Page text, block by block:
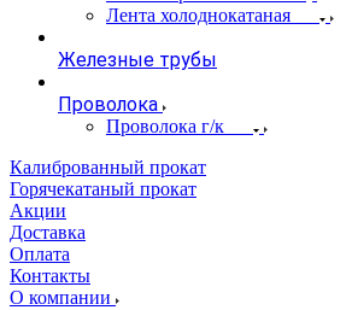
Лента холоднокатаная
Железные трубы
Проволока
Проволока г/к
Калиброванный прокат
Горячекатаный прокат
Акции
Доставка
Оплата
Контакты
О компании